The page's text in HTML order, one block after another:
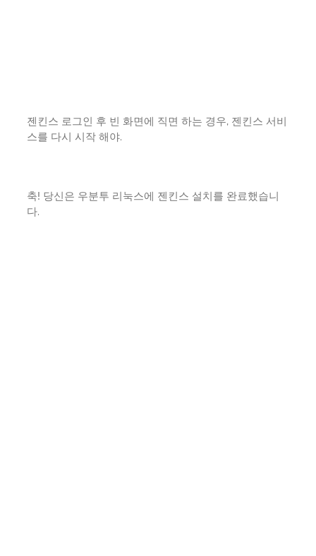
젠킨스 로그인 후 빈 화면에 직면 하는 경우, 젠킨스 서비
스를 다시 시작 해야.
축! 당신은 우분투 리눅스에 젠킨스 설치를 완료했습니
다.